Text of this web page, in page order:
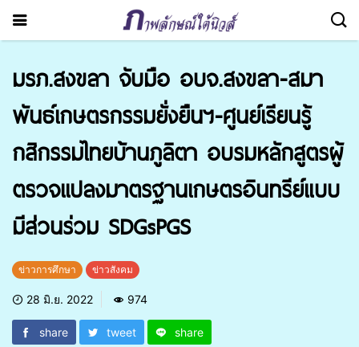
มรภ.สงขลา จับมือ อบจ.สงขลา-สมา
พันธ์เกษตรกรรมยั่งยืนฯ-ศูนย์เรียนรู้
กสิกรรมไทยบ้านภูลิตา อบรมหลักสูตรผู้
ตรวจแปลงมาตรฐานเกษตรอินทรีย์แบบ
มีส่วนร่วม SDGsPGS
ข่าวการศึกษา ข่าวสังคม
28 มิ.ย. 2022 974
share tweet share